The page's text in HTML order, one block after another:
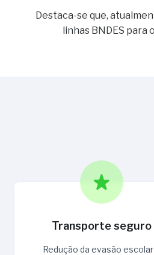
Destaca-se que,
linhas BNDES para
Transporte seguro
Redução da evasão